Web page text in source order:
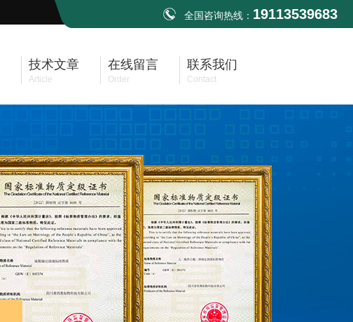
全国咨询热线： 19113539683
技术文章
Article
在线留言
Order
联系我们
Contact